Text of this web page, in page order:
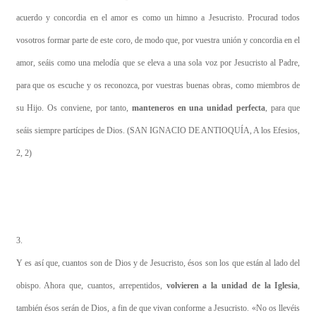
acuerdo y concordia en el amor es como un himno a Jesucristo. Procurad todos
vosotros formar parte de este coro, de modo que, por vuestra unión y concordia en el
amor, seáis como una melodía que se eleva a una sola voz por Jesucristo al Padre,
para que os escuche y os reconozca, por vuestras buenas obras, como miembros de
su Hijo. Os conviene, por tanto, manteneros en una unidad perfecta, para que
seáis siempre partícipes de Dios. (SAN IGNACIO DE ANTIOQUÍA, A los Efesios,
2, 2)
3.
Y es así que, cuantos son de Dios y de Jesucristo, ésos son los que están al lado del
obispo. Ahora que, cuantos, arrepentidos, volvieren a la unidad de la Iglesia,
también ésos serán de Dios, a fin de que vivan conforme a Jesucristo. «No os llevéis